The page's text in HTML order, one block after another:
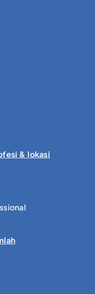
& lokasi